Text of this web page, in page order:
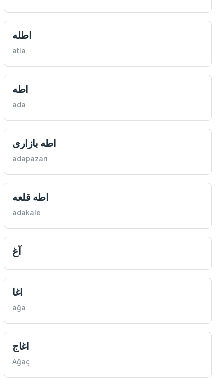
اطله
atla
اطه
ada
اطه بازاری
adapazarı
اطه قلعه
adakale
آغ
اغا
ağa
اغاج
Ağaç